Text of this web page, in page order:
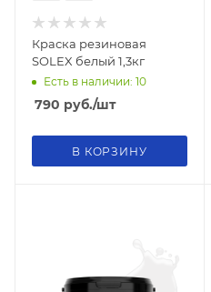
Краска резиновая
SOLEX белый 1,3кг
Есть в наличии: 10
790 руб./шт
В КОРЗИНУ